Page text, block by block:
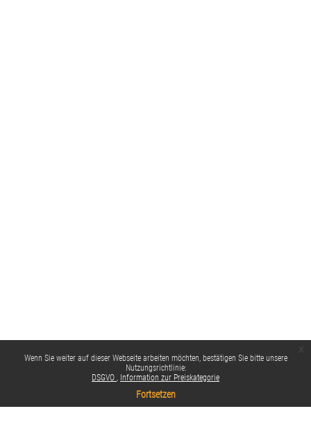
Wenn Sie weiter auf dieser Webseite arbeiten möchten, bestätigen Sie bitte unsere
Nutzungsrichtlinie:
DSGVO
Information zur Preiskategorie
Fortsetzen